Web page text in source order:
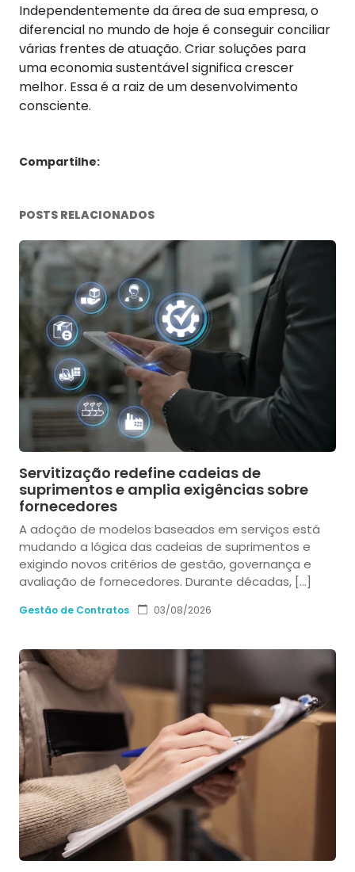
Independentemente da área de sua empresa, o
diferencial no mundo de hoje é conseguir conciliar
várias frentes de atuação. Criar soluções para
uma economia sustentável significa crescer
melhor. Essa é a raiz de um desenvolvimento
consciente.
Compartilhe:
POSTS RELACIONADOS
Servitização redefine cadeias de
suprimentos e amplia exigências sobre
fornecedores
A adoção de modelos baseados em serviços está
mudando a lógica das cadeias de suprimentos e
exigindo novos critérios de gestão, governança e
avaliação de fornecedores. Durante décadas, […]
Gestão de Contratos 03/08/2026